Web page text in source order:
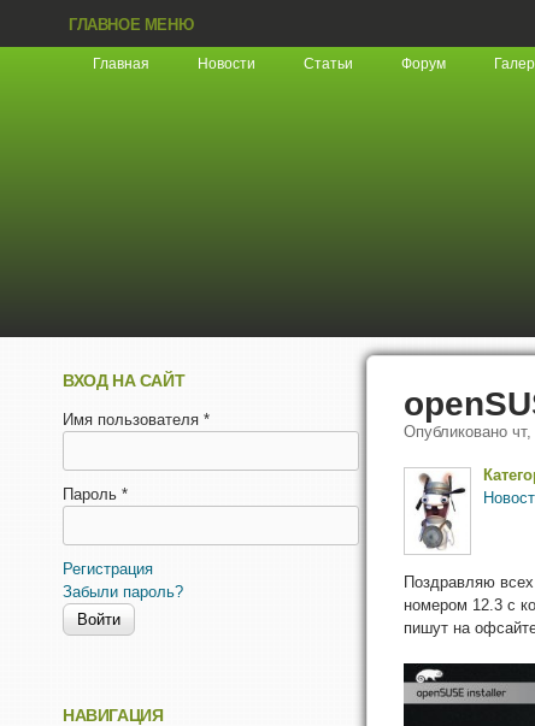
ГЛАВНОЕ МЕНЮ
Главная Новости Статьи Форум
Опубликовано
Поздравляю
номером 12.3 с
пишут на
ВХОД НА САЙТ
Имя пользователя *
Пароль *
Регистрация
Забыли пароль?
НАВИГАЦИЯ